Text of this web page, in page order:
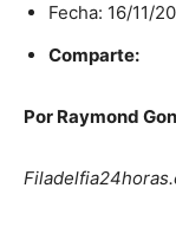
Fecha: 16/11/
Comparte:
Por Raymond